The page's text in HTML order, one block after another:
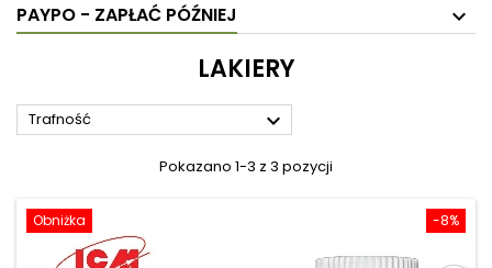
PAYPO - ZAPŁAĆ PÓŹNIEJ
LAKIERY
Trafność 
Pokazano 1-3 z 3 pozycji
-8%
Obniżka